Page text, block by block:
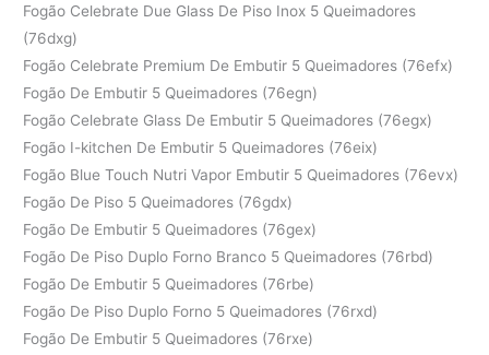
Fogão Celebrate Due Glass De Piso Inox 5 Queimadores
(76dxg)
Fogão Celebrate Premium De Embutir 5 Queimadores (76efx)
Fogão De Embutir 5 Queimadores (76egn)
Fogão Celebrate Glass De Embutir 5 Queimadores (76egx)
Fogão I-kitchen De Embutir 5 Queimadores (76eix)
Fogão Blue Touch Nutri Vapor Embutir 5 Queimadores (76evx)
Fogão De Piso 5 Queimadores (76gdx)
Fogão De Embutir 5 Queimadores (76gex)
Fogão De Piso Duplo Forno Branco 5 Queimadores (76rbd)
Fogão De Embutir 5 Queimadores (76rbe)
Fogão De Piso Duplo Forno 5 Queimadores (76rxd)
Fogão De Embutir 5 Queimadores (76rxe)